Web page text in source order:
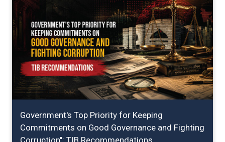
Government's Top Priority for Keeping
Commitments on Good Governance and Fighting
Corruption": TIB Recommendations